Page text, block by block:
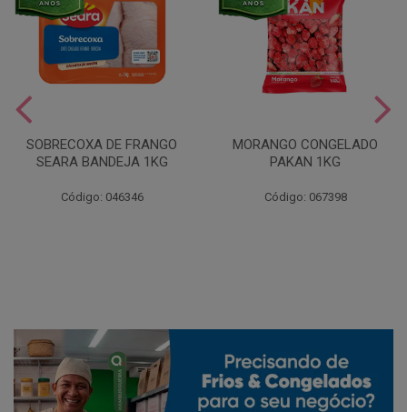
SOBRECOXA DE FRANGO
SEARA BANDEJA 1KG
Código: 046346
MORANGO CONGELADO
PAKAN 1KG
Código: 067398